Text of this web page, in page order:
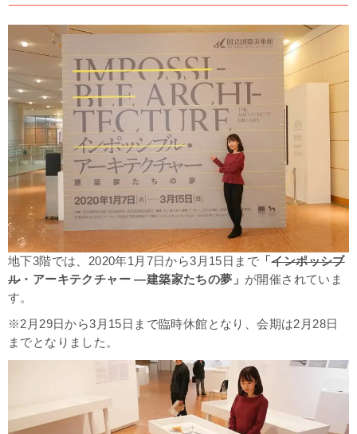
地下3階では、2020年1月7日から3月15日まで 「インポッシブ
ル・アーキテクチャー ―建築家たちの夢」 が開催されていま
す。
※2月29日から3月15日まで臨時休館となり、会期は2月28日
までとなりました。